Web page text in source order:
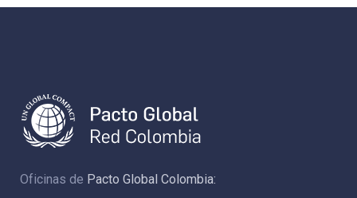
Oficinas de Pacto Global Colombia: